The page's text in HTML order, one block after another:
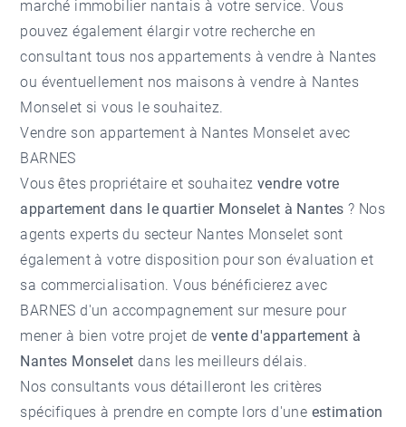
marché immobilier nantais à votre service. Vous
pouvez également élargir votre recherche en
consultant tous nosappartements à vendre à Nantes
ou éventuellement nos maisons à vendre à Nantes
Monselet si vous le souhaitez.
Vendre son appartement à Nantes Monselet avec
BARNES
Vous êtes propriétaire et souhaitez vendre votre
appartement dans le quartier Monselet à Nantes ? Nos
agents experts du secteur Nantes Monselet sont
également à votre disposition pour son évaluation et
sa commercialisation. Vous bénéficierez avec
BARNES d'un accompagnement sur mesure pour
mener à bien votre projet devente d'appartement à
Nantes Monselet dans les meilleurs délais.
Nos consultants vous détailleront les critères
spécifiques à prendre en compte lors d'une estimation